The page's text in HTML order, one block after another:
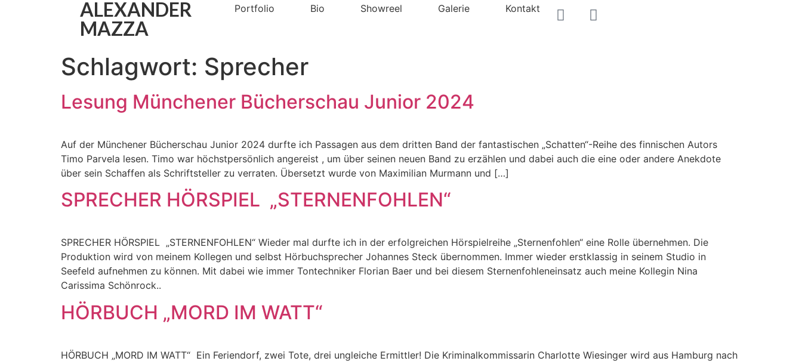
ALEXANDER
MAZZA
Portfolio Bio Showreel Galerie Kontakt
Schlagwort: Sprecher
Lesung Münchener Bücherschau Junior 2024
Auf der Münchener Bücherschau Junior 2024 durfte ich Passagen aus dem dritten Band der fantastischen „Schatten“-Reihe des finnischen Autors
Timo Parvela lesen. Timo war höchstpersönlich angereist , um über seinen neuen Band zu erzählen und dabei auch die eine oder andere Anekdote
über sein Schaffen als Schriftsteller zu verraten. Übersetzt wurde von Maximilian Murmann und […]
SPRECHER HÖRSPIEL „STERNENFOHLEN“
SPRECHER HÖRSPIEL „STERNENFOHLEN“ Wieder mal durfte ich in der erfolgreichen Hörspielreihe „Sternenfohlen“ eine Rolle übernehmen. Die
Produktion wird von meinem Kollegen und selbst Hörbuchsprecher Johannes Steck übernommen. Immer wieder erstklassig in seinem Studio in
Seefeld aufnehmen zu können. Mit dabei wie immer Tontechniker Florian Baer und bei diesem Sternenfohleneinsatz auch meine Kollegin Nina
Carissima Schönrock..
HÖRBUCH „MORD IM WATT“
HÖRBUCH „MORD IM WATT“ Ein Feriendorf, zwei Tote, drei ungleiche Ermittler! Die Kriminalkommissarin Charlotte Wiesinger wird aus Hamburg nach